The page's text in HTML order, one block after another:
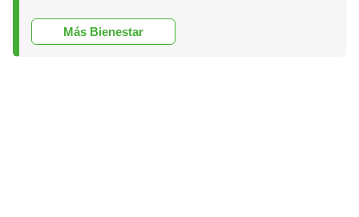
Más Bienestar